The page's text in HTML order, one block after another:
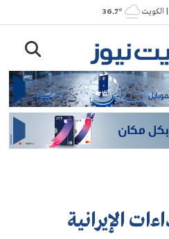
° 36.7
الإيرانية